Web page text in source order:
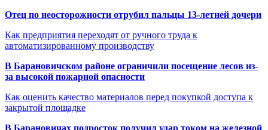
Отец по неосторожности отрубил пальцы 13-летней дочери
Как предприятия переходят от ручного труда к
автоматизированному производству
В Барановичском районе ограничили посещение лесов из-
за высокой пожарной опасности
Как оценить качество материалов перед покупкой доступа к
закрытой площадке
В Барановичах подросток получил удар током на железной